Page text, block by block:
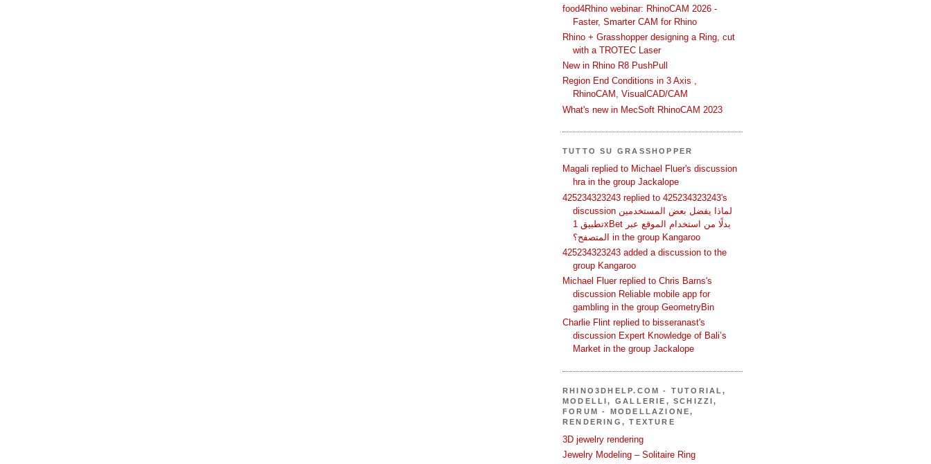
food4Rhino webinar: RhinoCAM 2026 -
Faster, Smarter CAM for Rhino
Rhino + Grasshopper designing a Ring, cut
with a TROTEC Laser
New in Rhino R8 PushPull
Region End Conditions in 3 Axis ,
RhinoCAM, VisualCAD/CAM
What's new in MecSoft RhinoCAM 2023
TUTTO SU GRASSHOPPER
Magali replied to Michael Fluer's discussion
hra in the group Jackalope
425234323243 replied to 425234323243's
discussion لماذا يفضل بعض المستخدمين
تطبيق 1xBet بدلًا من استخدام الموقع عبر
المتصفح؟ in the group Kangaroo
425234323243 added a discussion to the
group Kangaroo
Michael Fluer replied to Chris Barns's
discussion Reliable mobile app for
gambling in the group GeometryBin
Charlie Flint replied to bisseranast's
discussion Expert Knowledge of Bali’s
Market in the group Jackalope
RHINO3DHELP.COM - TUTORIAL,
MODELLI, GALLERIE, SCHIZZI,
FORUM - MODELLAZIONE,
RENDERING, TEXTURE
3D jewelry rendering
Jewelry Modeling – Solitaire Ring